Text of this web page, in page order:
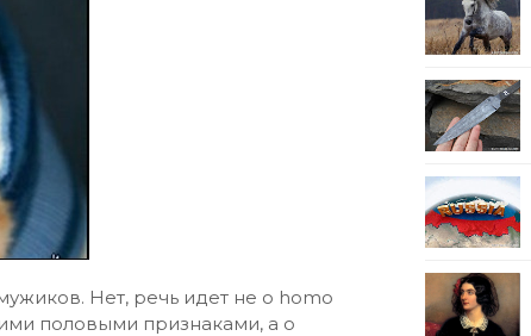
Нет, речь идет не о homo
половыми признаками, а о